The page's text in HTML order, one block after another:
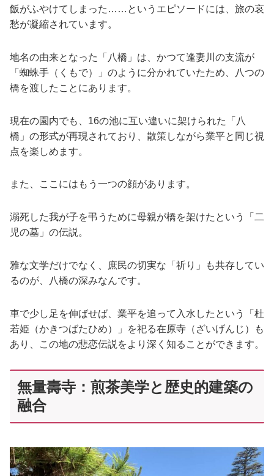
飯がふやけてしまった……というエピソードには、旅の哀
愁が凝縮されています。
地名の由来となった「八橋」は、かつて逢妻川の支流が
「蜘蛛手（くもで）」のように分かれていたため、八つの
橋を渡したことにあります。
現在の園内でも、16の池に互い違いに架けられた「八
橋」の形式が再現されており、散策しながら業平と同じ視
点を楽しめます。
また、ここにはもう一つの顔があります。
溺死した我が子を弔うために母親が橋を架けたという「二
児の墓」の伝説。
雅な文学だけでなく、庶民の切実な「祈り」も共存してい
るのが、八橋の深みなんです。
車で少し足を伸ばせば、業平を追って入水したという「杜
若姫（かきつばたひめ）」を祀る在原寺（ざいげんじ）も
あり、この地の悲恋伝説をより深く知ることができます。
無量壽寺：煎茶美学と歴史的建築の
融合